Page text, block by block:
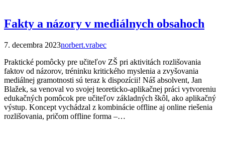
Fakty a názory v mediálnych obsahoch
7. decembra 2023norbert.vrabec
Praktické pomôcky pre učiteľov ZŠ pri aktivitách rozlišovania
faktov od názorov, tréninku kritického myslenia a zvyšovania
mediálnej gramotnosti sú teraz k dispozícii! Náš absolvent, Jan
Blažek, sa venoval vo svojej teoreticko-aplikačnej práci vytvoreniu
edukačných pomôcok pre učiteľov základných škôl, ako aplikačný
výstup. Koncept vychádzal z kombinácie offline aj online riešenia
rozlišovania, pričom offline forma –…